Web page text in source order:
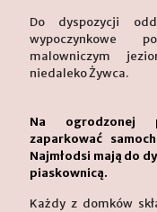
Do dyspozycji
wypoczynkowe
malowniczym
niedaleko Żywca.
Na ogrodzonej
zaparkować
Najmłodsi mają do
piaskownicą.
Każdy z domków